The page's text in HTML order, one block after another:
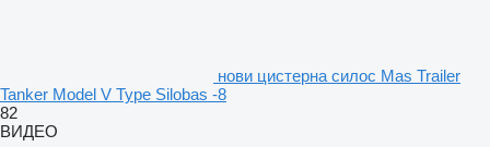
нови цистерна силос Mas Trailer
Tanker Model V Type Silobas -8
82
ВИДЕО